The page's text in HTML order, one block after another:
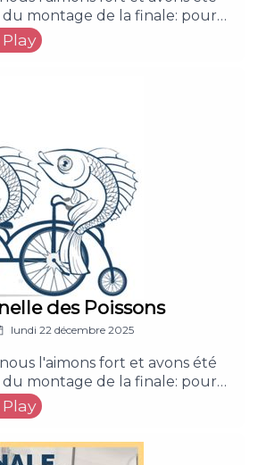
les-poissons-sans-
du montage de la finale: pour
des Poissons <3.
Play
des Poissons
lundi 22 décembre 2025
l'aimons fort et avons été
du montage de la finale: pour
des Poissons <3.
Play